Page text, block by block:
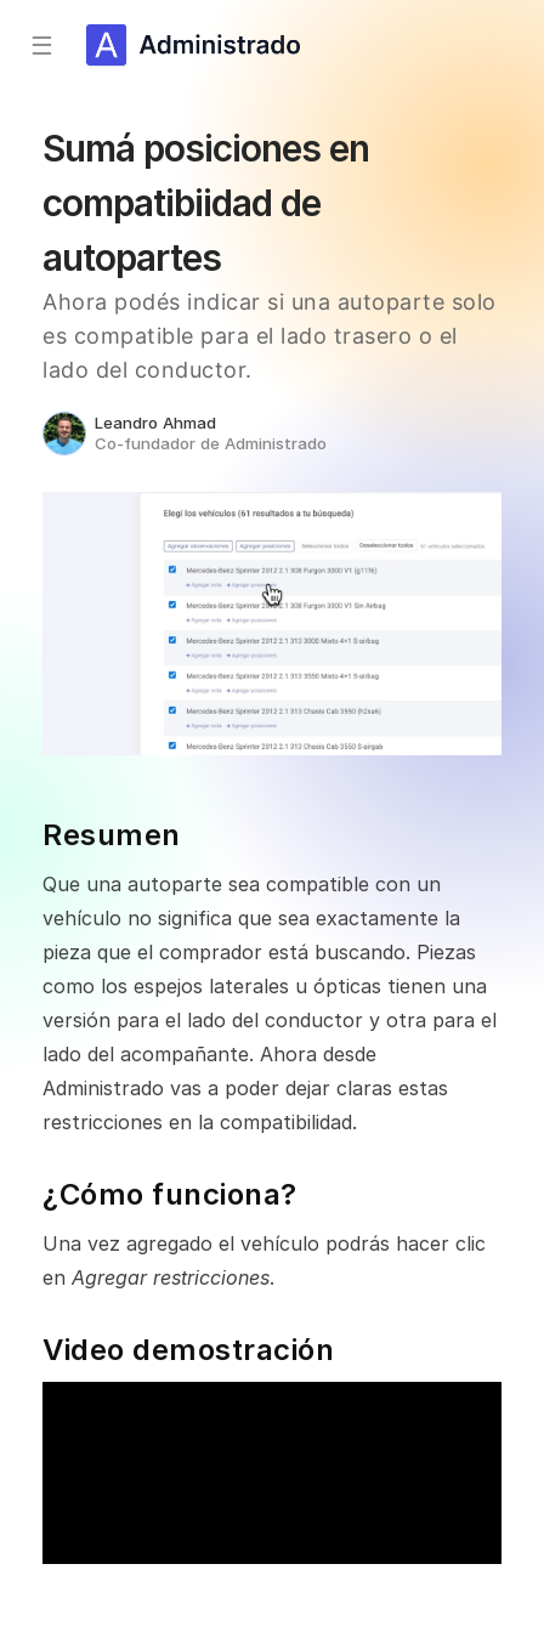
☰
Sumá posiciones en
compatibiidad de
autopartes
Ahora podés indicar si una autoparte solo
es compatible para el lado trasero o el
lado del conductor.
Leandro Ahmad
Co-fundador de Administrado
Resumen
Que una autoparte sea compatible con un
vehículo no significa que sea exactamente la
pieza que el comprador está buscando. Piezas
como los espejos laterales u ópticas tienen una
versión para el lado del conductor y otra para el
lado del acompañante. Ahora desde
Administrado vas a poder dejar claras estas
restricciones en la compatibilidad.
¿Cómo funciona?
Una vez agregado el vehículo podrás hacer clic
en Agregar restricciones.
Video demostración